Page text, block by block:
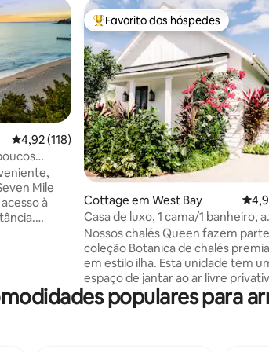
Classificação média de 4,92 em 5 estrelas,
4,92 (118)
Mile
à
milhas
da frente.
Favoritos dos hóspedes mais
Favorito dos hóspedes
Cottage em West Bay
Casa de luxo, 1 cama/1 banheiro, a
poucos passos da piscina e da praia
Mile
Nossos chalés Queen fazem
coleção Botanica de chalés
em estilo ilha. Esta unidade tem um
espaço de jantar ao ar livre
chuveiro no jardim. Na Botanica,
foco é no luxo casual, detalhes dos
populares para